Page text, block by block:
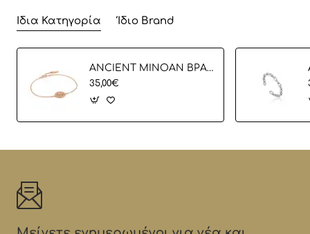
Ίδια Κατηγορία Ίδιο Brand
ANCIENT MINOAN ΒΡΑΧΙΟΛΙ
35,00€